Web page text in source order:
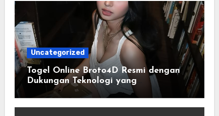
Uncategorized
Togel Online Broto4D Resmi dengan
Dukungan Teknologi yang
Mempermudah Pengguna